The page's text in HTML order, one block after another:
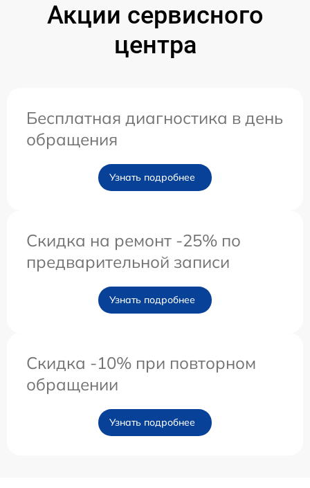
Акции сервисного
центра
Бесплатная диагностика в день
обращения
Узнать подробнее
Скидка на ремонт -25% по
предварительной записи
Узнать подробнее
Скидка -10% при повторном
обращении
Узнать подробнее